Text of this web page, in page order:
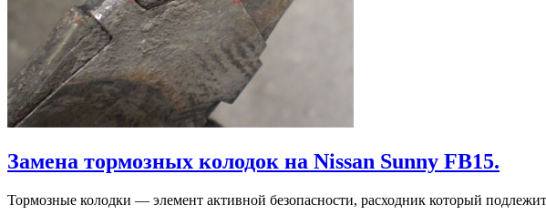
Замена тормозных колодок на Nissan Sunny FB15.
Тормозные колодки — элемент активной безопасности, расходник который